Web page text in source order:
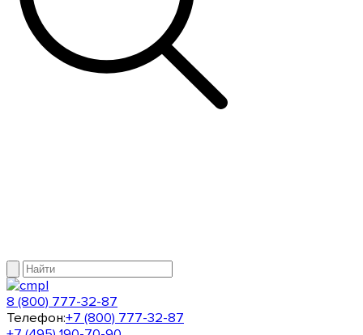
8 (800) 777-32-87
Телефон:+7 (800) 777-32-87